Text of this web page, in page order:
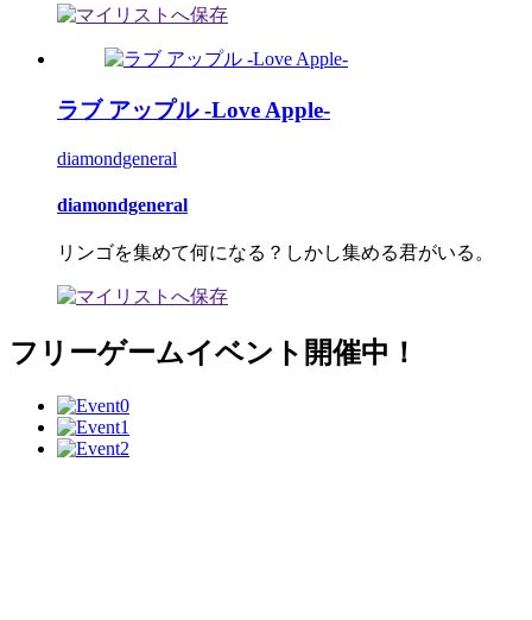
ラブ アップル -Love Apple-
diamondgeneral
diamondgeneral
リンゴを集めて何になる？しかし集める君がいる。
フリーゲームイベント開催中！